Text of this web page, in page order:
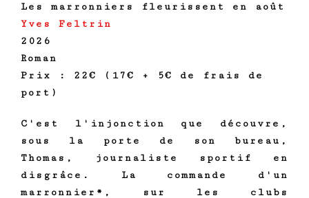
Les marronniers fleurissent en août
Yves Feltrin
2026
Roman
Prix : 22€ (17€ + 5€ de frais de
port)
C'est l'injonction que découvre,
sous la porte de son bureau,
Thomas, journaliste sportif en
disgrâce. La commande d'un
marronnier*, sur les clubs